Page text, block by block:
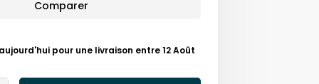
Comparer
pour une livraison entre 12 Août